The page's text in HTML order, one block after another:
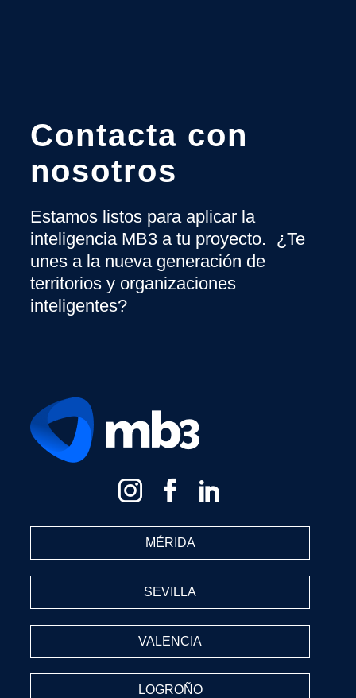
Contacta con
nosotros
Estamos listos para aplicar la
inteligencia MB3 a tu proyecto. ¿Te
unes a la nueva generación de
territorios y organizaciones
inteligentes?
MÉRIDA
SEVILLA
VALENCIA
LOGROÑO